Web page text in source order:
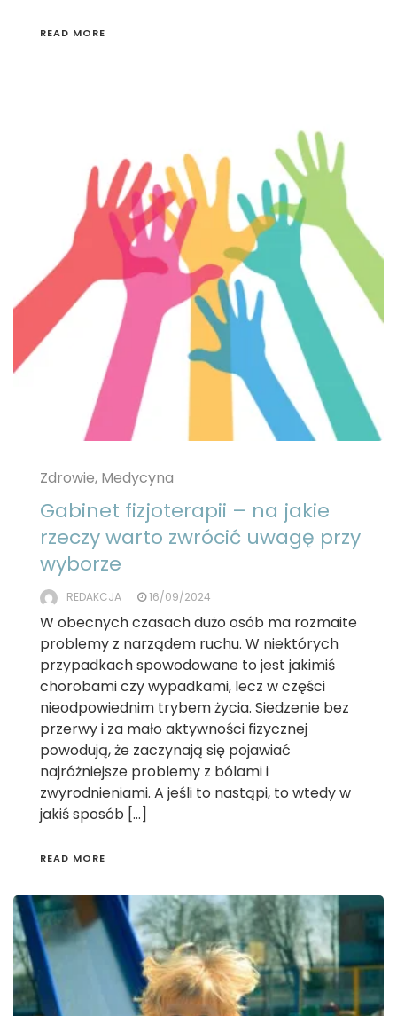
READ MORE
Zdrowie, Medycyna
Gabinet fizjoterapii – na jakie
rzeczy warto zwrócić uwagę przy
wyborze
REDAKCJA 16/09/2024
W obecnych czasach dużo osób ma rozmaite
problemy z narządem ruchu. W niektórych
przypadkach spowodowane to jest jakimiś
chorobami czy wypadkami, lecz w części
nieodpowiednim trybem życia. Siedzenie bez
przerwy i za mało aktywności fizycznej
powodują, że zaczynają się pojawiać
najróżniejsze problemy z bólami i
zwyrodnieniami. A jeśli to nastąpi, to wtedy w
jakiś sposób […]
READ MORE